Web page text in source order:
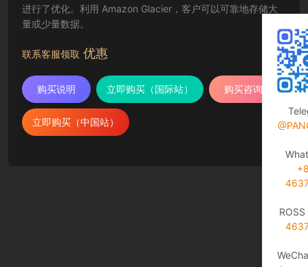
进行了优化。利用 Amazon Glacier，客户可以可靠地存储大
量或少量数据。
联系客服领取 优惠
购买说明 立即购买（国际站） 购买咨询
立即购买（中国站）